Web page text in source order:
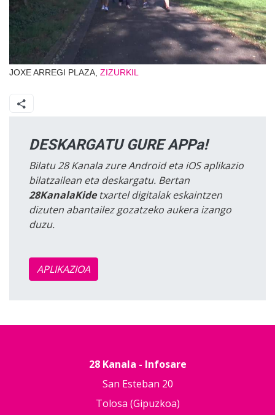
JOXE ARREGI PLAZA, ZIZURKIL
DESKARGATU GURE APPa!
Bilatu 28 Kanala zure Android eta iOS aplikazio
bilatzailean eta deskargatu. Bertan
28KanalaKidetxartel digitalak eskaintzen
dizuten abantailez gozatzeko aukera izango
duzu.
APLIKAZIOA
28 Kanala - Infosare
San Esteban 20
Tolosa (Gipuzkoa)